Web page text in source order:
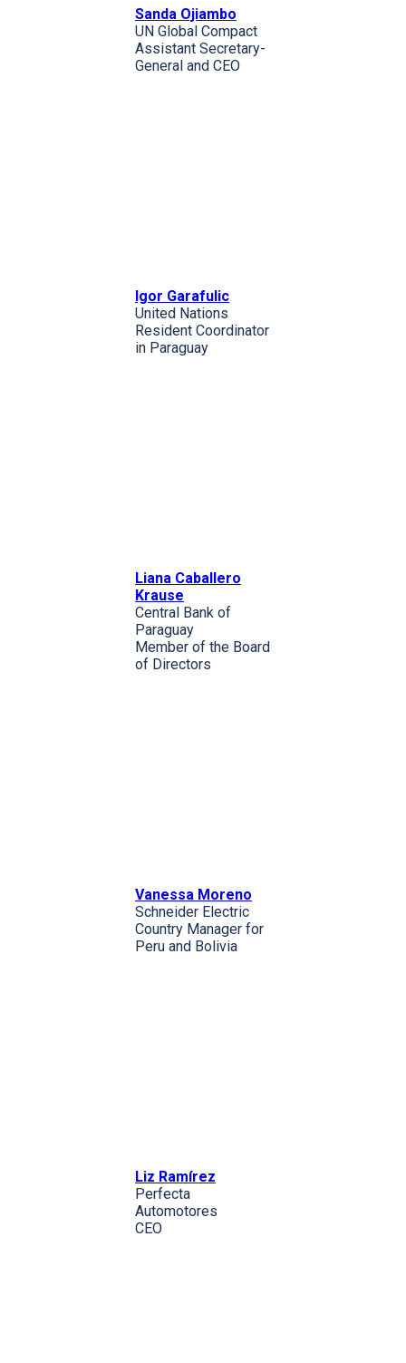
Sanda Ojiambo
UN Global Compact
Assistant Secretary-
General and CEO
Igor Garafulic
United Nations
Resident Coordinator
in Paraguay
Liana Caballero
Krause
Central Bank of
Paraguay
Member of the Board
of Directors
Vanessa Moreno
Schneider Electric
Country Manager for
Peru and Bolivia
Liz Ramírez
Perfecta
Automotores
CEO